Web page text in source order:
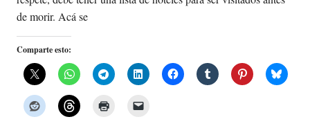
de morir. Acá se
Comparte esto: